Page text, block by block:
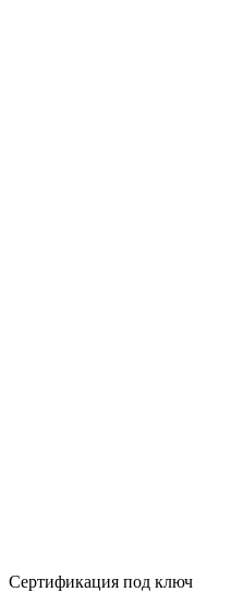
Бейдж
Сертификация под ключ